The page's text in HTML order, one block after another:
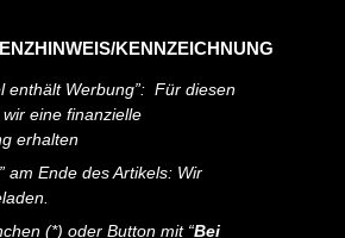
KENNZEICHNUNG
enthält Werbung”: Für diesen
eine finanzielle
erhalten
am Ende des Artikels: Wir
(*) oder Button mit “Bei